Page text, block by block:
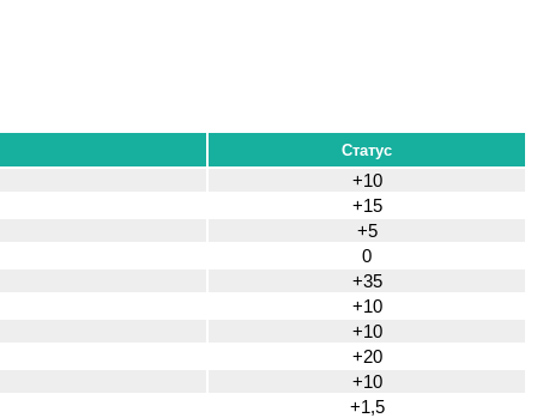
Статус
+10
+15
+5
0
+35
+10
+10
+20
+10
+1,5